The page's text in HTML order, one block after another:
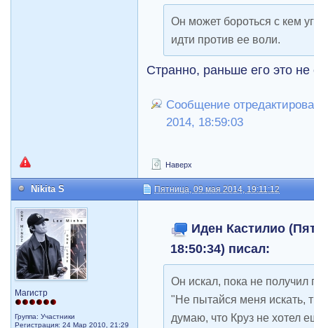
Он может бороться с кем
идти против ее воли.
Странно, раньше его это
Сообщение
2014, 18:59:03
Наверх
Nikita S Пятница, 09 мая 2014, 19:11:12
Магистр
Группа: Участники
Регистрация: 24 Мар 2010, 21:29
Иден Кастилио
18:50:34) писал:
Он искал, пока не
"Не пытайся меня искать,
думаю, что Круз не хотел